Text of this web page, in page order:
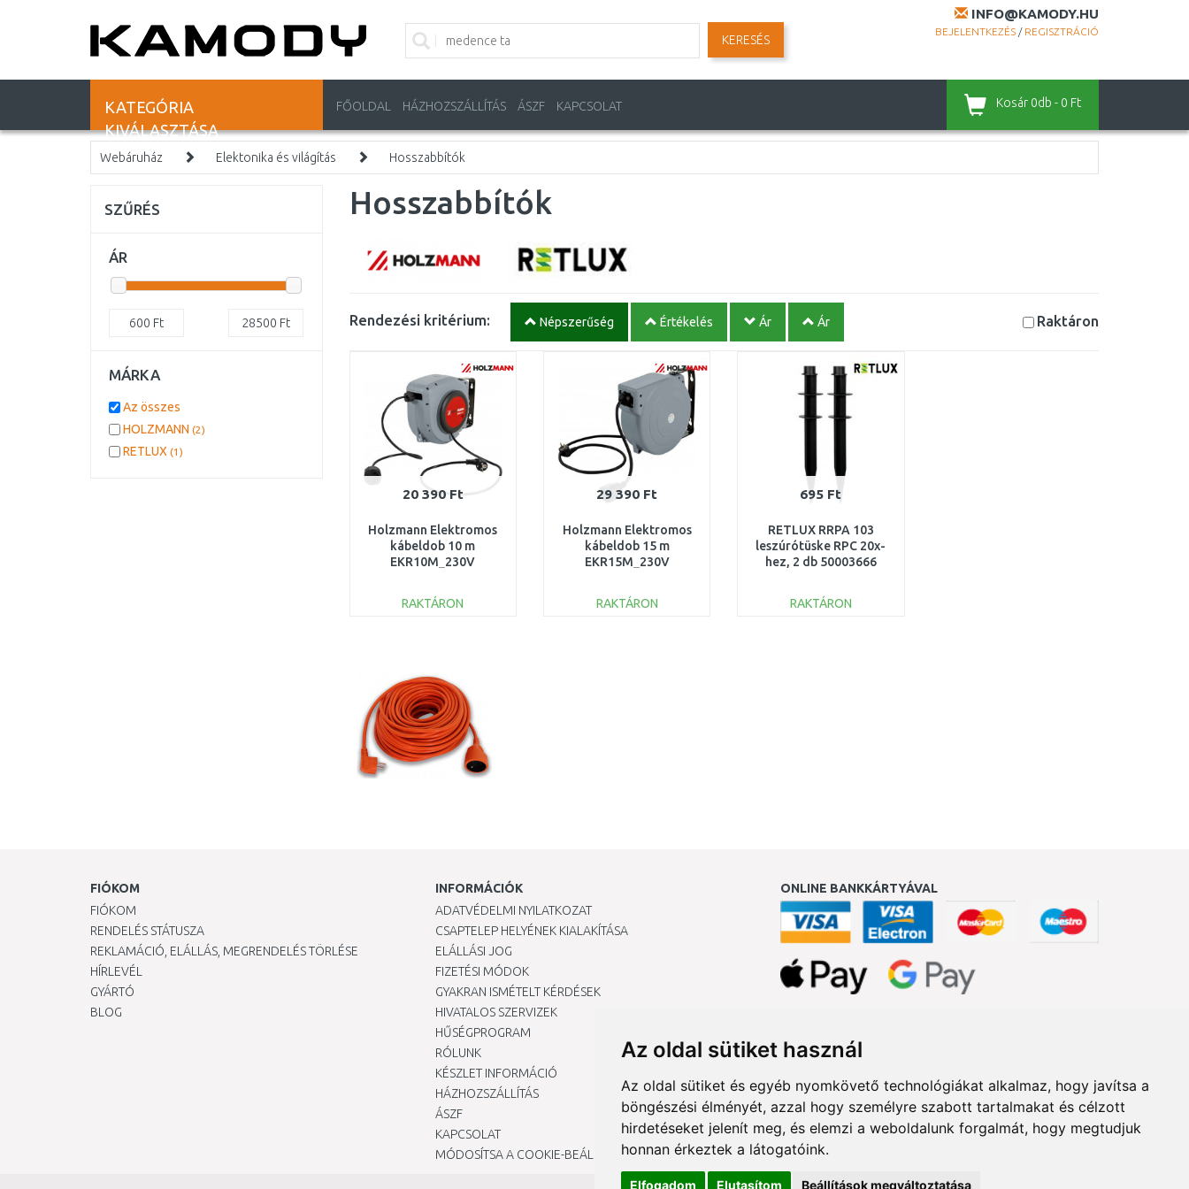
Az oldal sütiket használ
Az oldal sütiket és egyéb nyomkövető technológiákat alkalmaz, hogy javítsa a
böngészési élményét, azzal hogy személyre szabott tartalmakat és célzott
hirdetéseket jelenít meg, és elemzi a weboldalunk forgalmát, hogy megtudjuk
honnan érkeztek a látogatóink.
Elfogadom Elutasítom Beállítások megváltoztatása
INFO@KAMODY.HU
BEJELENTKEZÉS / REGISZTRÁCIÓ
KERESÉS
KATEGÓRIA
KIVÁLASZTÁSA
FŐOLDAL HÁZHOZSZÁLLÍTÁS ÁSZF KAPCSOLAT Kosár 0db - 0 Ft
Webáruház Elektonika és világítás Hosszabbítók
Hosszabbítók
Rendezési kritérium: Népszerűség Értékelés Ár Ár Raktáron
20 390 Ft
Holzmann Elektromos
kábeldob 10 m
EKR10M_230V
RAKTÁRON
29 390 Ft
Holzmann Elektromos
kábeldob 15 m
EKR15M_230V
RAKTÁRON
695 Ft
RETLUX RRPA 103
leszúrótüske RPC 20x-
hez, 2 db 50003666
RAKTÁRON
SZŰRÉS
ÁR
600 Ft 28500 Ft
MÁRKA
Az összes
HOLZMANN (2)
RETLUX (1)
FIÓKOM
FIÓKOM
RENDELÉS STÁTUSZA
REKLAMÁCIÓ, ELÁLLÁS, MEGRENDELÉS TÖRLÉSE
HÍRLEVÉL
GYÁRTÓ
BLOG
INFORMÁCIÓK
ADATVÉDELMI NYILATKOZAT
CSAPTELEP HELYÉNEK KIALAKÍTÁSA
ELÁLLÁSI JOG
FIZETÉSI MÓDOK
GYAKRAN ISMÉTELT KÉRDÉSEK
HIVATALOS SZERVIZEK
HŰSÉGPROGRAM
RÓLUNK
KÉSZLET INFORMÁCIÓ
HÁZHOZSZÁLLÍTÁS
ÁSZF
KAPCSOLAT
MÓDOSÍTSA A COOKIE-BEÁLLÍTÁSAIMAT
ONLINE BANKKÁRTYÁVAL